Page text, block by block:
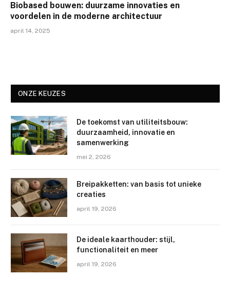
Biobased bouwen: duurzame innovaties en
voordelen in de moderne architectuur
april 14, 2025
ONZE KEUZES
De toekomst van utiliteitsbouw:
duurzaamheid, innovatie en
samenwerking
mei 2, 2026
Breipakketten: van basis tot unieke
creaties
april 19, 2026
De ideale kaarthouder: stijl,
functionaliteit en meer
april 19, 2026